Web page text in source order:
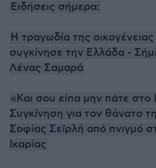
Ειδήσεις σήμερα:
H τραγωδία της
συγκίνησε την Ελλάδα -
Λένας Σαμαρά
«Και σου είπα μην πάτε στο
Συγκίνηση για τον θάνατο
Σοφίας Σεϊρλή από πνιγμό
Ικαρίας